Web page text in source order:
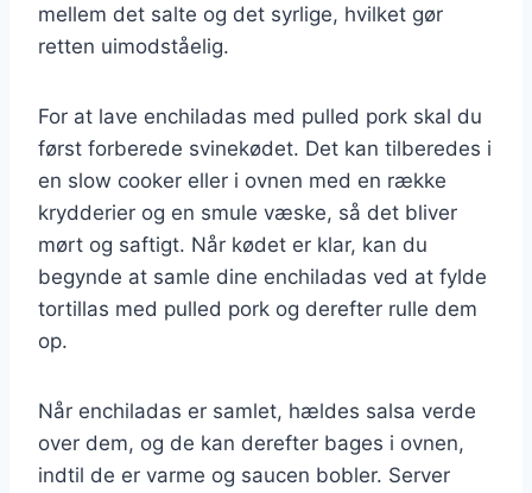
mellem det salte og det syrlige, hvilket gør
retten uimodståelig.
For at lave enchiladas med pulled pork skal du
først forberede svinekødet. Det kan tilberedes i
en slow cooker eller i ovnen med en række
krydderier og en smule væske, så det bliver
mørt og saftigt. Når kødet er klar, kan du
begynde at samle dine enchiladas ved at fylde
tortillas med pulled pork og derefter rulle dem
op.
Når enchiladas er samlet, hældes salsa verde
over dem, og de kan derefter bages i ovnen,
indtil de er varme og saucen bobler. Server